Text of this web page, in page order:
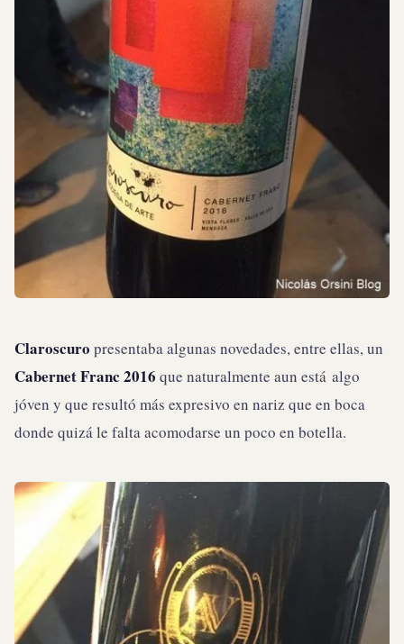
Claroscuro presentaba algunas novedades, entre ellas, un
Cabernet Franc 2016 que naturalmente aun está algo
jóven y que resultó más expresivo en nariz que en boca
donde quizá le falta acomodarse un poco en botella.